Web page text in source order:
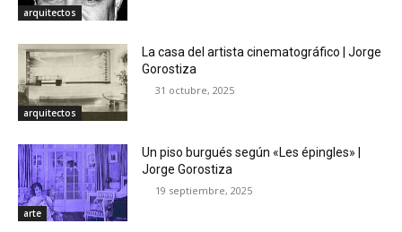
arquitectos
arquitectos
La casa del artista cinematográfico | Jorge
Gorostiza
31 octubre, 2025
arte
Un piso burgués según «Les épingles» |
Jorge Gorostiza
19 septiembre, 2025